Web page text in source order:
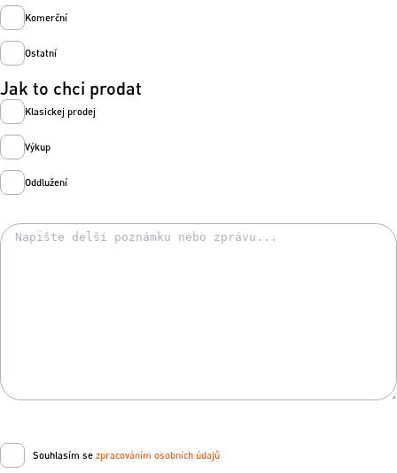
Komerční
Ostatní
Jak to chci prodat
Klasickej prodej
Výkup
Oddlužení
Souhlasím se zpracováním osobních údajů